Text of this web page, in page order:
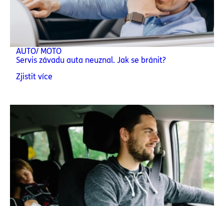
AUTO/ MOTO
Servis závadu auta neuznal. Jak se bránit?
Zjistit více